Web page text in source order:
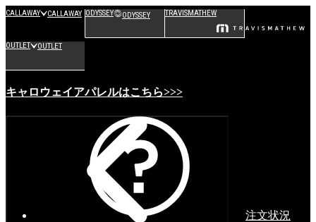
CALLAWAY CALLAWAY ODYSSEY ODYSSEY TRAVISMATHEW
OUTLET OUTLET
キャロウェイアパレルはこちら>>>
注文状況